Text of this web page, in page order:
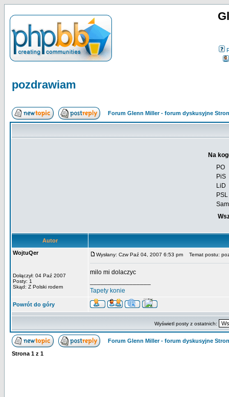
pozdrawiam
Forum Glenn Miller - forum dyskusyjne
Na
PO
PiS
LiD
PSL
Autor
WojtuQer
Dołączył: 04 Paź 2007
Posty: 1
Skąd: Z Polski rodem
Wysłany: Czw Paź 04, 2007 6:53 pm Temat postu:
milo mi dolaczyc
Tapety konie
Powrót do góry
Wyświetl posty z ostatnich:
Forum Glenn Miller - forum dyskusyjne
Strona 1 z 1